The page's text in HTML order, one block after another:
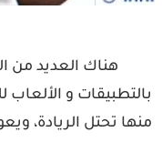
هناك العديد من
بالتطبيقات و الألعاب
منها تحتل الريادة،